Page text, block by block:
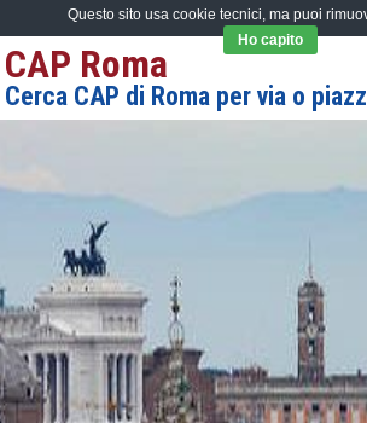
CAP Roma
Cerca CAP di Roma per via o
Questo sito usa cookie tecnici, ma puoi
Ho capito